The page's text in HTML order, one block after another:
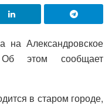
на Александровское
этом сообщает
в старом городе,